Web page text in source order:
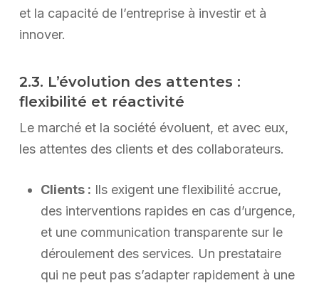
et la capacité de l’entreprise à investir et à
innover.
2.3. L’évolution des attentes :
flexibilité et réactivité
Le marché et la société évoluent, et avec eux,
les attentes des clients et des collaborateurs.
Clients : Ils exigent une flexibilité accrue,
des interventions rapides en cas d’urgence,
et une communication transparente sur le
déroulement des services. Un prestataire
qui ne peut pas s’adapter rapidement à une